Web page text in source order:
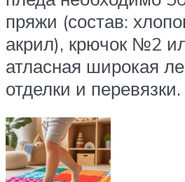
пряжи (состав:
акрил), крючок №2
атласная широкая
отделки и перевязки.